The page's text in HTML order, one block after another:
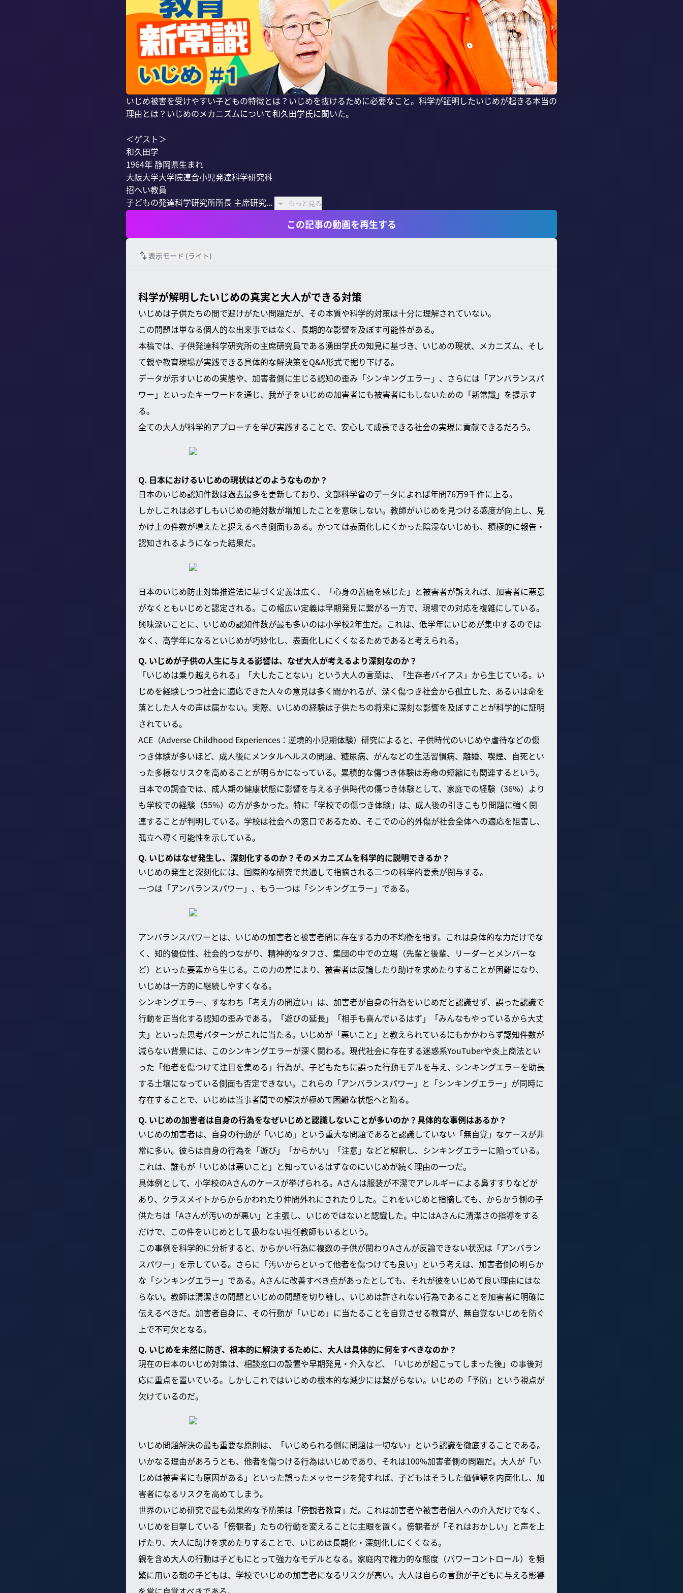
いじめ被害を受けやすい子どもの特徴とは？いじめを抜けるために必要なこと。科学が証明したいじめが起きる本当の
理由とは？いじめのメカニズムについて和久田学氏に聞いた。
＜ゲスト＞
和久田学
1964年 静岡県生まれ
大阪大学大学院連合小児発達科学研究科
招へい教員
子どもの発達科学研究所所長 主席研究...
もっと見る
この記事の動画を再生する
表示モード (ライト)
科学が解明したいじめの真実と大人ができる対策
いじめは子供たちの間で避けがたい問題だが、その本質や科学的対策は十分に理解されていない。
この問題は単なる個人的な出来事ではなく、長期的な影響を及ぼす可能性がある。
本稿では、子供発達科学研究所の主席研究員である湧田学氏の知見に基づき、いじめの現状、メカニズム、そし
て親や教育現場が実践できる具体的な解決策をQ&A形式で掘り下げる。
データが示すいじめの実態や、加害者側に生じる認知の歪み「シンキングエラー」、さらには「アンバランスパ
ワー」といったキーワードを通じ、我が子をいじめの加害者にも被害者にもしないための「新常識」を提示す
る。
全ての大人が科学的アプローチを学び実践することで、安心して成長できる社会の実現に貢献できるだろう。
Q. 日本におけるいじめの現状はどのようなものか？
日本のいじめ認知件数は過去最多を更新しており、文部科学省のデータによれば年間76万9千件に上る。
しかしこれは必ずしもいじめの絶対数が増加したことを意味しない。教師がいじめを見つける感度が向上し、見
かけ上の件数が増えたと捉えるべき側面もある。かつては表面化しにくかった陰湿ないじめも、積極的に報告・
認知されるようになった結果だ。
日本のいじめ防止対策推進法に基づく定義は広く、「心身の苦痛を感じた」と被害者が訴えれば、加害者に悪意
がなくともいじめと認定される。この幅広い定義は早期発見に繋がる一方で、現場での対応を複雑にしている。
興味深いことに、いじめの認知件数が最も多いのは小学校2年生だ。これは、低学年にいじめが集中するのでは
なく、高学年になるといじめが巧妙化し、表面化しにくくなるためであると考えられる。
Q. いじめが子供の人生に与える影響は、なぜ大人が考えるより深刻なのか？
「いじめは乗り越えられる」「大したことない」という大人の言葉は、「生存者バイアス」から生じている。い
じめを経験しつつ社会に適応できた人々の意見は多く聞かれるが、深く傷つき社会から孤立した、あるいは命を
落とした人々の声は届かない。実際、いじめの経験は子供たちの将来に深刻な影響を及ぼすことが科学的に証明
されている。
ACE（Adverse Childhood Experiences：逆境的小児期体験）研究によると、子供時代のいじめや虐待などの傷
つき体験が多いほど、成人後にメンタルヘルスの問題、糖尿病、がんなどの生活習慣病、離婚、喫煙、自死とい
った多様なリスクを高めることが明らかになっている。累積的な傷つき体験は寿命の短縮にも関連するという。
日本での調査では、成人期の健康状態に影響を与える子供時代の傷つき体験として、家庭での経験（36%）より
も学校での経験（55%）の方が多かった。特に「学校での傷つき体験」は、成人後の引きこもり問題に強く関
連することが判明している。学校は社会への窓口であるため、そこでの心的外傷が社会全体への適応を阻害し、
孤立へ導く可能性を示している。
Q. いじめはなぜ発生し、深刻化するのか？そのメカニズムを科学的に説明できるか？
いじめの発生と深刻化には、国際的な研究で共通して指摘される二つの科学的要素が関与する。
一つは「アンバランスパワー」、もう一つは「シンキングエラー」である。
アンバランスパワーとは、いじめの加害者と被害者間に存在する力の不均衡を指す。これは身体的な力だけでな
く、知的優位性、社会的つながり、精神的なタフさ、集団の中での立場（先輩と後輩、リーダーとメンバーな
ど）といった要素から生じる。この力の差により、被害者は反論したり助けを求めたりすることが困難になり、
いじめは一方的に継続しやすくなる。
シンキングエラー、すなわち「考え方の間違い」は、加害者が自身の行為をいじめだと認識せず、誤った認識で
行動を正当化する認知の歪みである。「遊びの延長」「相手も喜んでいるはず」「みんなもやっているから大丈
夫」といった思考パターンがこれに当たる。いじめが「悪いこと」と教えられているにもかかわらず認知件数が
減らない背景には、このシンキングエラーが深く関わる。現代社会に存在する迷惑系YouTuberや炎上商法とい
った「他者を傷つけて注目を集める」行為が、子どもたちに誤った行動モデルを与え、シンキングエラーを助長
する土壌になっている側面も否定できない。これらの「アンバランスパワー」と「シンキングエラー」が同時に
存在することで、いじめは当事者間での解決が極めて困難な状態へと陥る。
Q. いじめの加害者は自身の行為をなぜいじめと認識しないことが多いのか？具体的な事例はあるか？
いじめの加害者は、自身の行動が「いじめ」という重大な問題であると認識していない「無自覚」なケースが非
常に多い。彼らは自身の行為を「遊び」「からかい」「注意」などと解釈し、シンキングエラーに陥っている。
これは、誰もが「いじめは悪いこと」と知っているはずなのにいじめが続く理由の一つだ。
具体例として、小学校のAさんのケースが挙げられる。Aさんは服装が不潔でアレルギーによる鼻すすりなどが
あり、クラスメイトからからかわれたり仲間外れにされたりした。これをいじめと指摘しても、からかう側の子
供たちは「Aさんが汚いのが悪い」と主張し、いじめではないと認識した。中にはAさんに清潔さの指導をする
だけで、この件をいじめとして扱わない担任教師もいるという。
この事例を科学的に分析すると、からかい行為に複数の子供が関わりAさんが反論できない状況は「アンバラン
スパワー」を示している。さらに「汚いからといって他者を傷つけても良い」という考えは、加害者側の明らか
な「シンキングエラー」である。Aさんに改善すべき点があったとしても、それが彼をいじめて良い理由にはな
らない。教師は清潔さの問題といじめの問題を切り離し、いじめは許されない行為であることを加害者に明確に
伝えるべきだ。加害者自身に、その行動が「いじめ」に当たることを自覚させる教育が、無自覚ないじめを防ぐ
上で不可欠となる。
Q. いじめを未然に防ぎ、根本的に解決するために、大人は具体的に何をすべきなのか？
現在の日本のいじめ対策は、相談窓口の設置や早期発見・介入など、「いじめが起こってしまった後」の事後対
応に重点を置いている。しかしこれではいじめの根本的な減少には繋がらない。いじめの「予防」という視点が
欠けているのだ。
いじめ問題解決の最も重要な原則は、「いじめられる側に問題は一切ない」という認識を徹底することである。
いかなる理由があろうとも、他者を傷つける行為はいじめであり、それは100%加害者側の問題だ。大人が「い
じめは被害者にも原因がある」といった誤ったメッセージを発すれば、子どもはそうした価値観を内面化し、加
害者になるリスクを高めてしまう。
世界のいじめ研究で最も効果的な予防策は「傍観者教育」だ。これは加害者や被害者個人への介入だけでなく、
いじめを目撃している「傍観者」たちの行動を変えることに主眼を置く。傍観者が「それはおかしい」と声を上
げたり、大人に助けを求めたりすることで、いじめは長期化・深刻化しにくくなる。
親を含め大人の行動は子どもにとって強力なモデルとなる。家庭内で権力的な態度（パワーコントロール）を頻
繁に用いる親の子どもは、学校でいじめの加害者になるリスクが高い。大人は自らの言動が子どもに与える影響